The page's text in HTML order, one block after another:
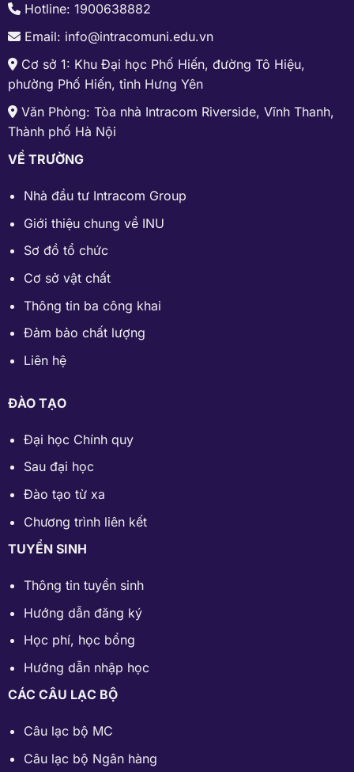
Hotline: 1900638882
Email: info@intracomuni.edu.vn
Cơ sở 1: Khu Đại học Phố Hiến, đường Tô Hiệu,
phường Phố Hiến, tỉnh Hưng Yên
Văn Phòng: Tòa nhà Intracom Riverside, Vĩnh Thanh,
Thành phố Hà Nội
VỀ TRƯỜNG
Nhà đầu tư Intracom Group
Giới thiệu chung về INU
Sơ đồ tổ chức
Cơ sở vật chất
Thông tin ba công khai
Đảm bảo chất lượng
Liên hệ
ĐÀO TẠO
Đại học Chính quy
Sau đại học
Đào tạo từ xa
Chương trình liên kết
TUYỂN SINH
Thông tin tuyển sinh
Hướng dẫn đăng ký
Học phí, học bổng
Hướng dẫn nhập học
CÁC CÂU LẠC BỘ
Câu lạc bộ MC
Câu lạc bộ Ngân hàng